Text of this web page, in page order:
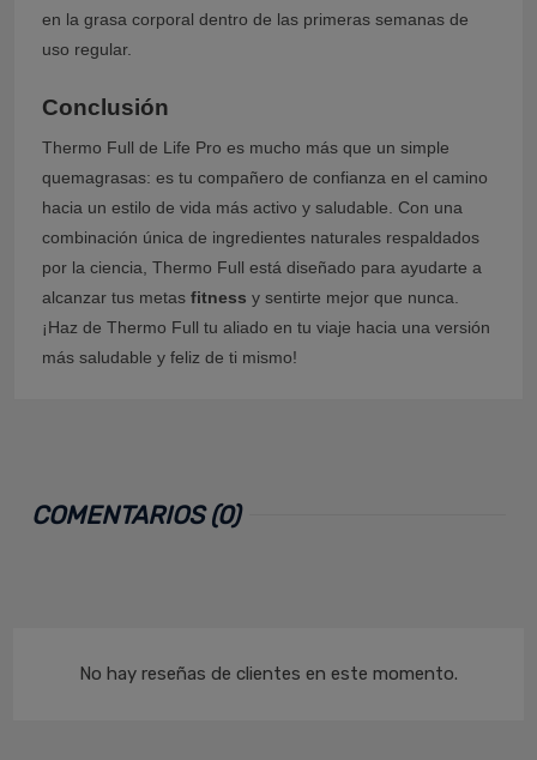
en la grasa corporal dentro de las primeras semanas de
uso regular.
Conclusión
Thermo Full de Life Pro es mucho más que un simple
quemagrasas: es tu compañero de confianza en el camino
hacia un estilo de vida más activo y saludable. Con una
combinación única de ingredientes naturales respaldados
por la ciencia, Thermo Full está diseñado para ayudarte a
alcanzar tus metas fitness y sentirte mejor que nunca.
¡Haz de Thermo Full tu aliado en tu viaje hacia una versión
más saludable y feliz de ti mismo!
COMENTARIOS (0)
No hay reseñas de clientes en este momento.